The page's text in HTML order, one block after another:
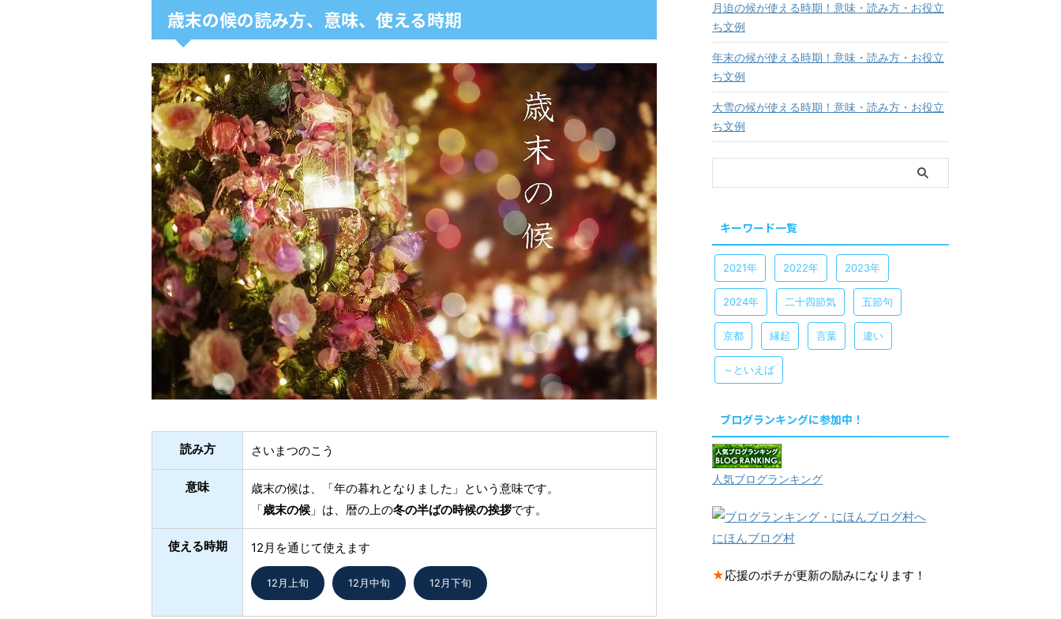
歳末の候の読み方、意味、使える時期
読み方 さいまつのこう
意味
歳末の候は、「年の暮れとなりました」という意味です。
「歳末の候 」は、暦の上の冬の半ばの時候の挨拶です。
使える時期 12月を通じて使えます
12月上旬 12月中旬 12月下旬
月迫の候が使える時期！意味・読み方・お役立
ち文例
年末の候が使える時期！意味・読み方・お役立
ち文例
大雪の候が使える時期！意味・読み方・お役立
ち文例
キーワード一覧
2021年 2022年 2023年
2024年 二十四節気 五節句
京都 縁起 言葉 違い
～といえば
ブログランキングに参加中！
人気ブログランキング
にほんブログ村
★応援のポチが更新の励みになります！